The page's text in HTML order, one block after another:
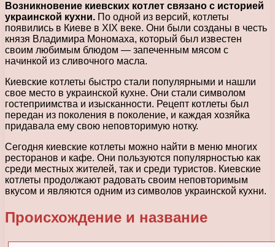
Возникновение киевских котлет связано с историей
украинской кухни. По одной из версий, котлеты
появились в Киеве в XIX веке. Они были созданы в честь
князя Владимира Мономаха, который был известен
своим любимым блюдом — запеченным мясом с
начинкой из сливочного масла.
Киевские котлеты быстро стали популярными и нашли
свое место в украинской кухне. Они стали символом
гостеприимства и изысканности. Рецепт котлеты был
передан из поколения в поколение, и каждая хозяйка
придавала ему свою неповторимую нотку.
Сегодня киевские котлеты можно найти в меню многих
ресторанов и кафе. Они пользуются популярностью как
среди местных жителей, так и среди туристов. Киевские
котлеты продолжают радовать своим неповторимым
вкусом и являются одним из символов украинской кухни.
Происхождение и название